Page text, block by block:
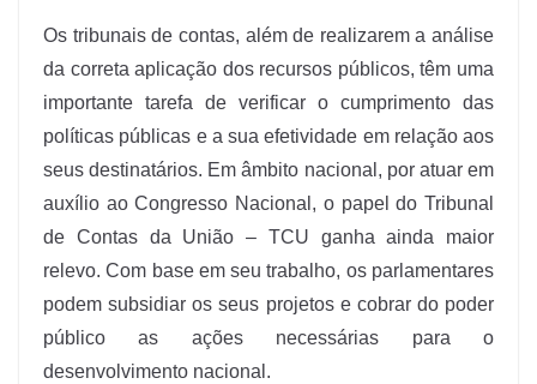
Os tribunais de contas, além de realizarem a análise
da correta aplicação dos recursos públicos, têm uma
importante tarefa de verificar o cumprimento das
políticas públicas e a sua efetividade em relação aos
seus destinatários. Em âmbito nacional, por atuar em
auxílio ao Congresso Nacional, o papel do Tribunal
de Contas da União – TCU ganha ainda maior
relevo. Com base em seu trabalho, os parlamentares
podem subsidiar os seus projetos e cobrar do poder
público as ações necessárias para o
desenvolvimento nacional.